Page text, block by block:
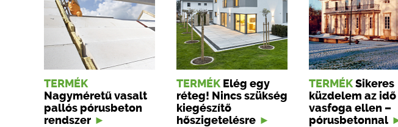
TERMÉK
Nagyméretű vasalt
pallós pórusbeton
rendszer
TERMÉK Elég egy
réteg! Nincs szükség
kiegészítő
hőszigetelésre
TERMÉK Sikeres
küzdelem az idő
vasfoga ellen –
pórusbetonnal